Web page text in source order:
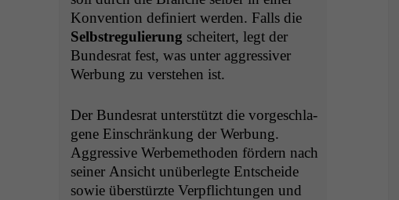
Kon­ven­tion definiert wer­den. Falls die
Selb­streg­ulierung scheit­ert, legt der
Bun­desrat fest, was unter aggres­siv­er
Wer­bung zu ver­ste­hen ist.
Der Bun­desrat unter­stützt die vorgeschla­
gene Ein­schränkung der Wer­bung.
Aggres­sive Werbe­meth­o­d­en fördern nach
sein­er Ansicht unüber­legte Entschei­de
sowie über­stürzte Verpflich­tun­gen und